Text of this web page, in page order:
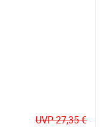
UVP 27,35 €